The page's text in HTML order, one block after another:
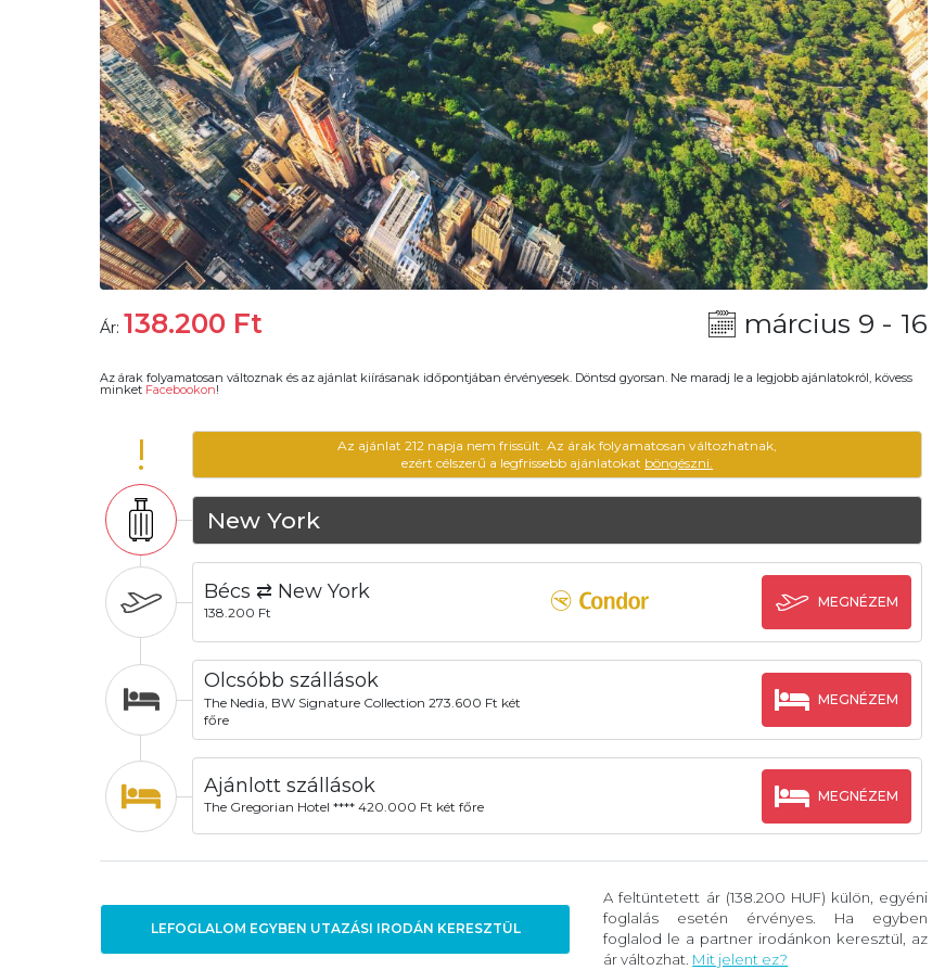
Ár: 138.200 Ft március 9 - 16
Az árak folyamatosan változnak és az ajánlat kiírásanak időpontjában érvényesek. Döntsd gyorsan. Ne maradj le a legjobb ajánlatokról, kövess
minket Facebookon!
!
Az ajánlat 212 napja nem frissült. Az árak folyamatosan változhatnak,
ezért célszerű a legfrissebb ajánlatokat böngészni.
New York
Bécs ⇄ New York
138.200 Ft
MEGNÉZEM
Olcsóbb szállások
The Nedia, BW Signature Collection 273.600 Ft két
főre
MEGNÉZEM
Ajánlott szállások
The Gregorian Hotel **** 420.000 Ft két főre
MEGNÉZEM
LEFOGLALOM EGYBEN UTAZÁSI IRODÁN KERESZTÜL
A feltüntetett ár (138.200 HUF) külön, egyéni
foglalás esetén érvényes. Ha egyben
foglalod le a partner irodánkon keresztül, az
ár változhat. Mit jelent ez?